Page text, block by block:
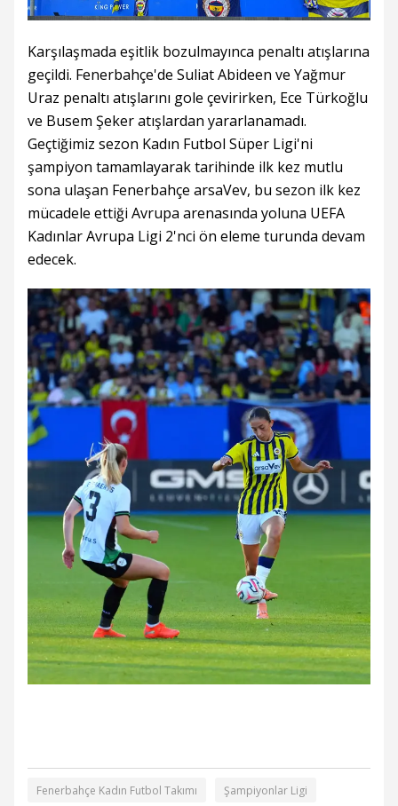
Karşılaşmada eşitlik bozulmayınca penaltı atışlarına
geçildi. Fenerbahçe'de Suliat Abideen ve Yağmur
Uraz penaltı atışlarını gole çevirirken, Ece Türkoğlu
ve Busem Şeker atışlardan yararlanamadı.
Geçtiğimiz sezon Kadın Futbol Süper Ligi'ni
şampiyon tamamlayarak tarihinde ilk kez mutlu
sona ulaşan Fenerbahçe arsaVev, bu sezon ilk kez
mücadele ettiği Avrupa arenasında yoluna UEFA
Kadınlar Avrupa Ligi 2'nci ön eleme turunda devam
edecek.
Fenerbahçe Kadın Futbol Takımı Şampiyonlar Ligi